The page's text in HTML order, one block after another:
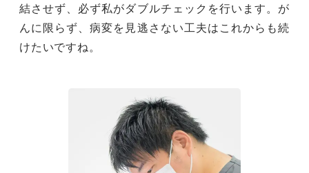
結させず、必ず私がダブルチェックを行います。が
んに限らず、病変を見逃さない工夫はこれからも続
けたいですね。